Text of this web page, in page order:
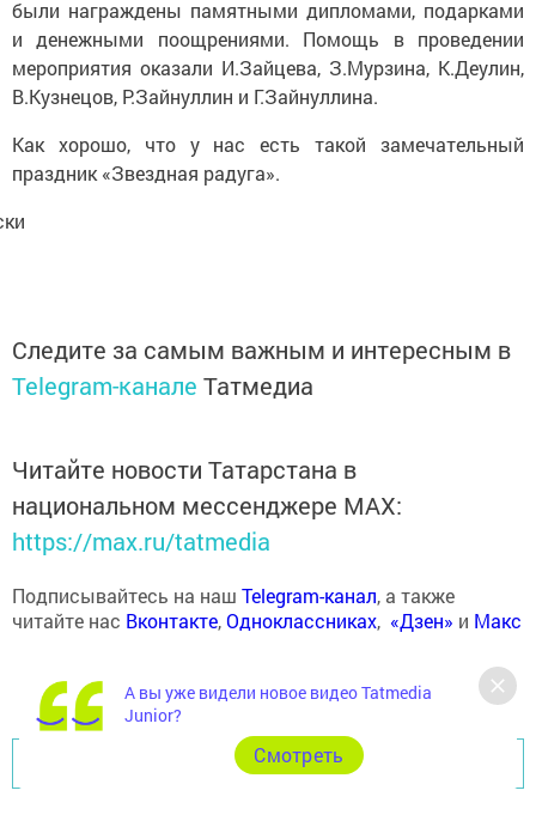
были награждены памятными дипломами, подарками
и денежными поощрениями. Помощь в проведении
мероприятия оказали И.Зайцева, З.Мурзина, К.Деулин,
В.Кузнецов, Р.Зайнуллин и Г.Зайнуллина.
Как хорошо, что у нас есть такой замечательный
праздник «Звездная радуга».
Следите за самым важным и интересным в
Telegram-канале Татмедиа
Читайте новости Татарстана в
национальном мессенджере MАХ:
https://max.ru/tatmedia
Подписывайтесь на наш Telegram-канал, а также
читайте нас Вконтакте,Одноклассниках, «Дзен» и Макс
Перейти на страницу новости
А вы уже видели новое видео Tatmedia
Junior?
Cмотреть